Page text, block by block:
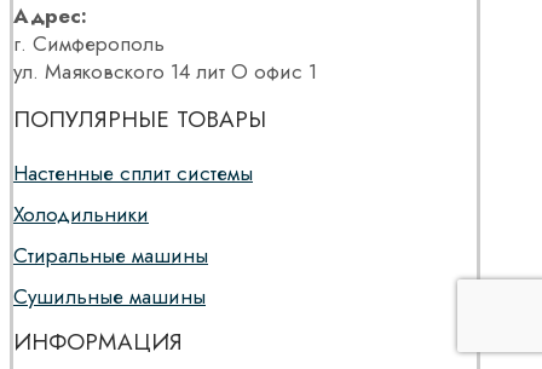
Адрес:
г. Симферополь
ул. Маяковского 14 лит О офис 1
ПОПУЛЯРНЫЕ ТОВАРЫ
Настенные сплит системы
Холодильники
Стиральные машины
Сушильные машины
ИНФОРМАЦИЯ